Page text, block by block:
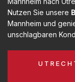
Nutzen Sie unsere
Mannheim und
unschlagbaren